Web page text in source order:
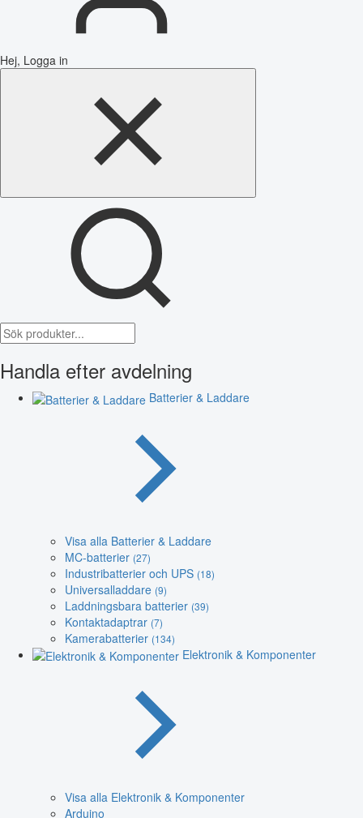
Hej, Logga in
Handla efter avdelning
Batterier & Laddare
Visa alla Batterier & Laddare
MC-batterier (27)
Industribatterier och UPS (18)
Universalladdare (9)
Laddningsbara batterier (39)
Kontaktadaptrar (7)
Kamerabatterier (134)
Elektronik & Komponenter
Visa alla Elektronik & Komponenter
Arduino